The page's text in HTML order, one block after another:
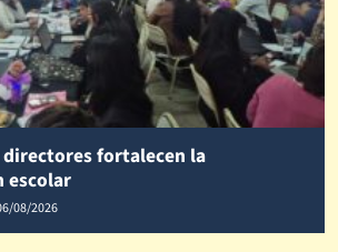
fortalecen la
escolar
08/2026